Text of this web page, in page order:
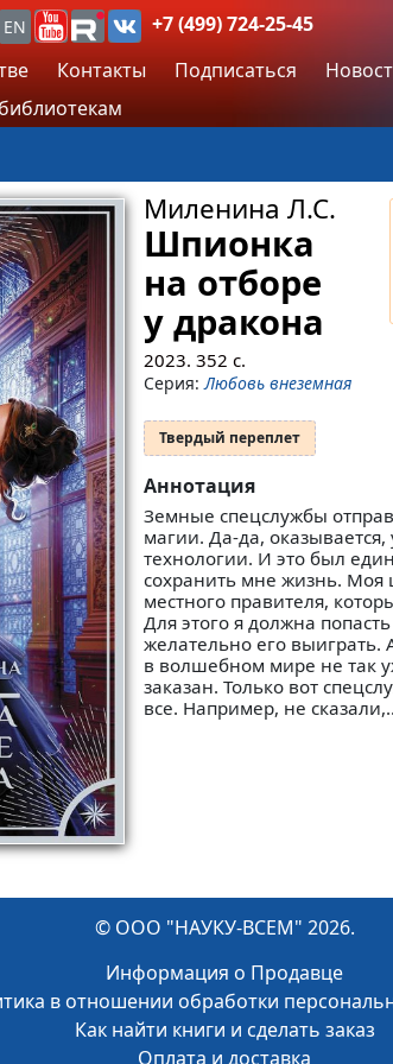
EN
+7 (499) 724-25-45
Контакты Подписаться
Миленина Л.С.
Шпионка
на отборе
у дракона
2023. 352 с.
Серия:Любовь внеземная
Твердый переплет
Аннотация
Земные спецслужбы
магии. Да-да, оказывается,
технологии. И это был
сохранить мне жизнь. Моя
местного правителя,
Для этого я должна
желательно его выиграть.
в волшебном мире не так
заказан. Только вот
все. Например, не
© ООО "НАУКУ-ВСЕМ" 2026.
Информация о Продавце
в отношении обработки
Как найти книги и сделать заказ
Оплата и доставка